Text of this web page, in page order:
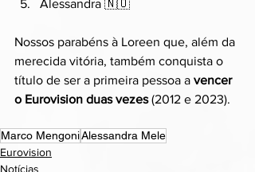
Alessandra 🇳🇴
Nossos parabéns à Loreen que, além da
merecida vitória, também conquista o
título de ser a primeira pessoa a vencer
o Eurovision duas vezes (2012 e 2023).
Marco MengoniAlessandra Mele
Eurovision
Notícias